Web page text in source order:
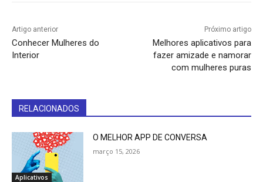
Artigo anterior
Conhecer Mulheres do
Interior
Próximo artigo
Melhores aplicativos para
fazer amizade e namorar
com mulheres puras
RELACIONADOS
Aplicativos
O MELHOR APP DE CONVERSA
março 15, 2026